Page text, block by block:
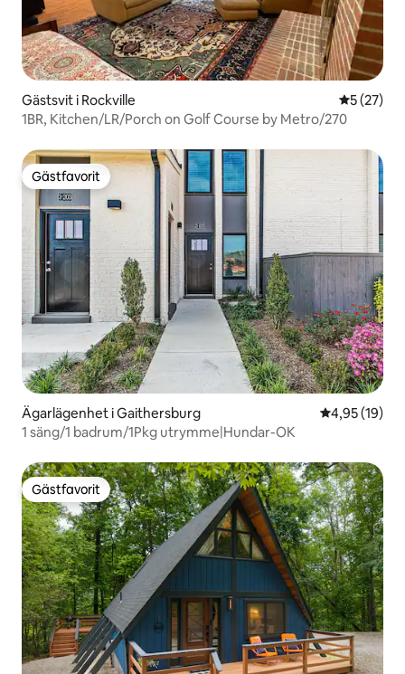
Gästsvit i Rockville 5 av 5 i
5 (27)
1BR, Kitchen/LR/Porch on Golf Course by Metro/270
Gästfavorit
Gästfavorit
Ägarlägenhet i Gaithersburg 4,95 av 5 i
4,95 (19)
1 säng/1 badrum/1Pkg utrymme|Hundar-OK
Gästfavorit
Gästfavorit